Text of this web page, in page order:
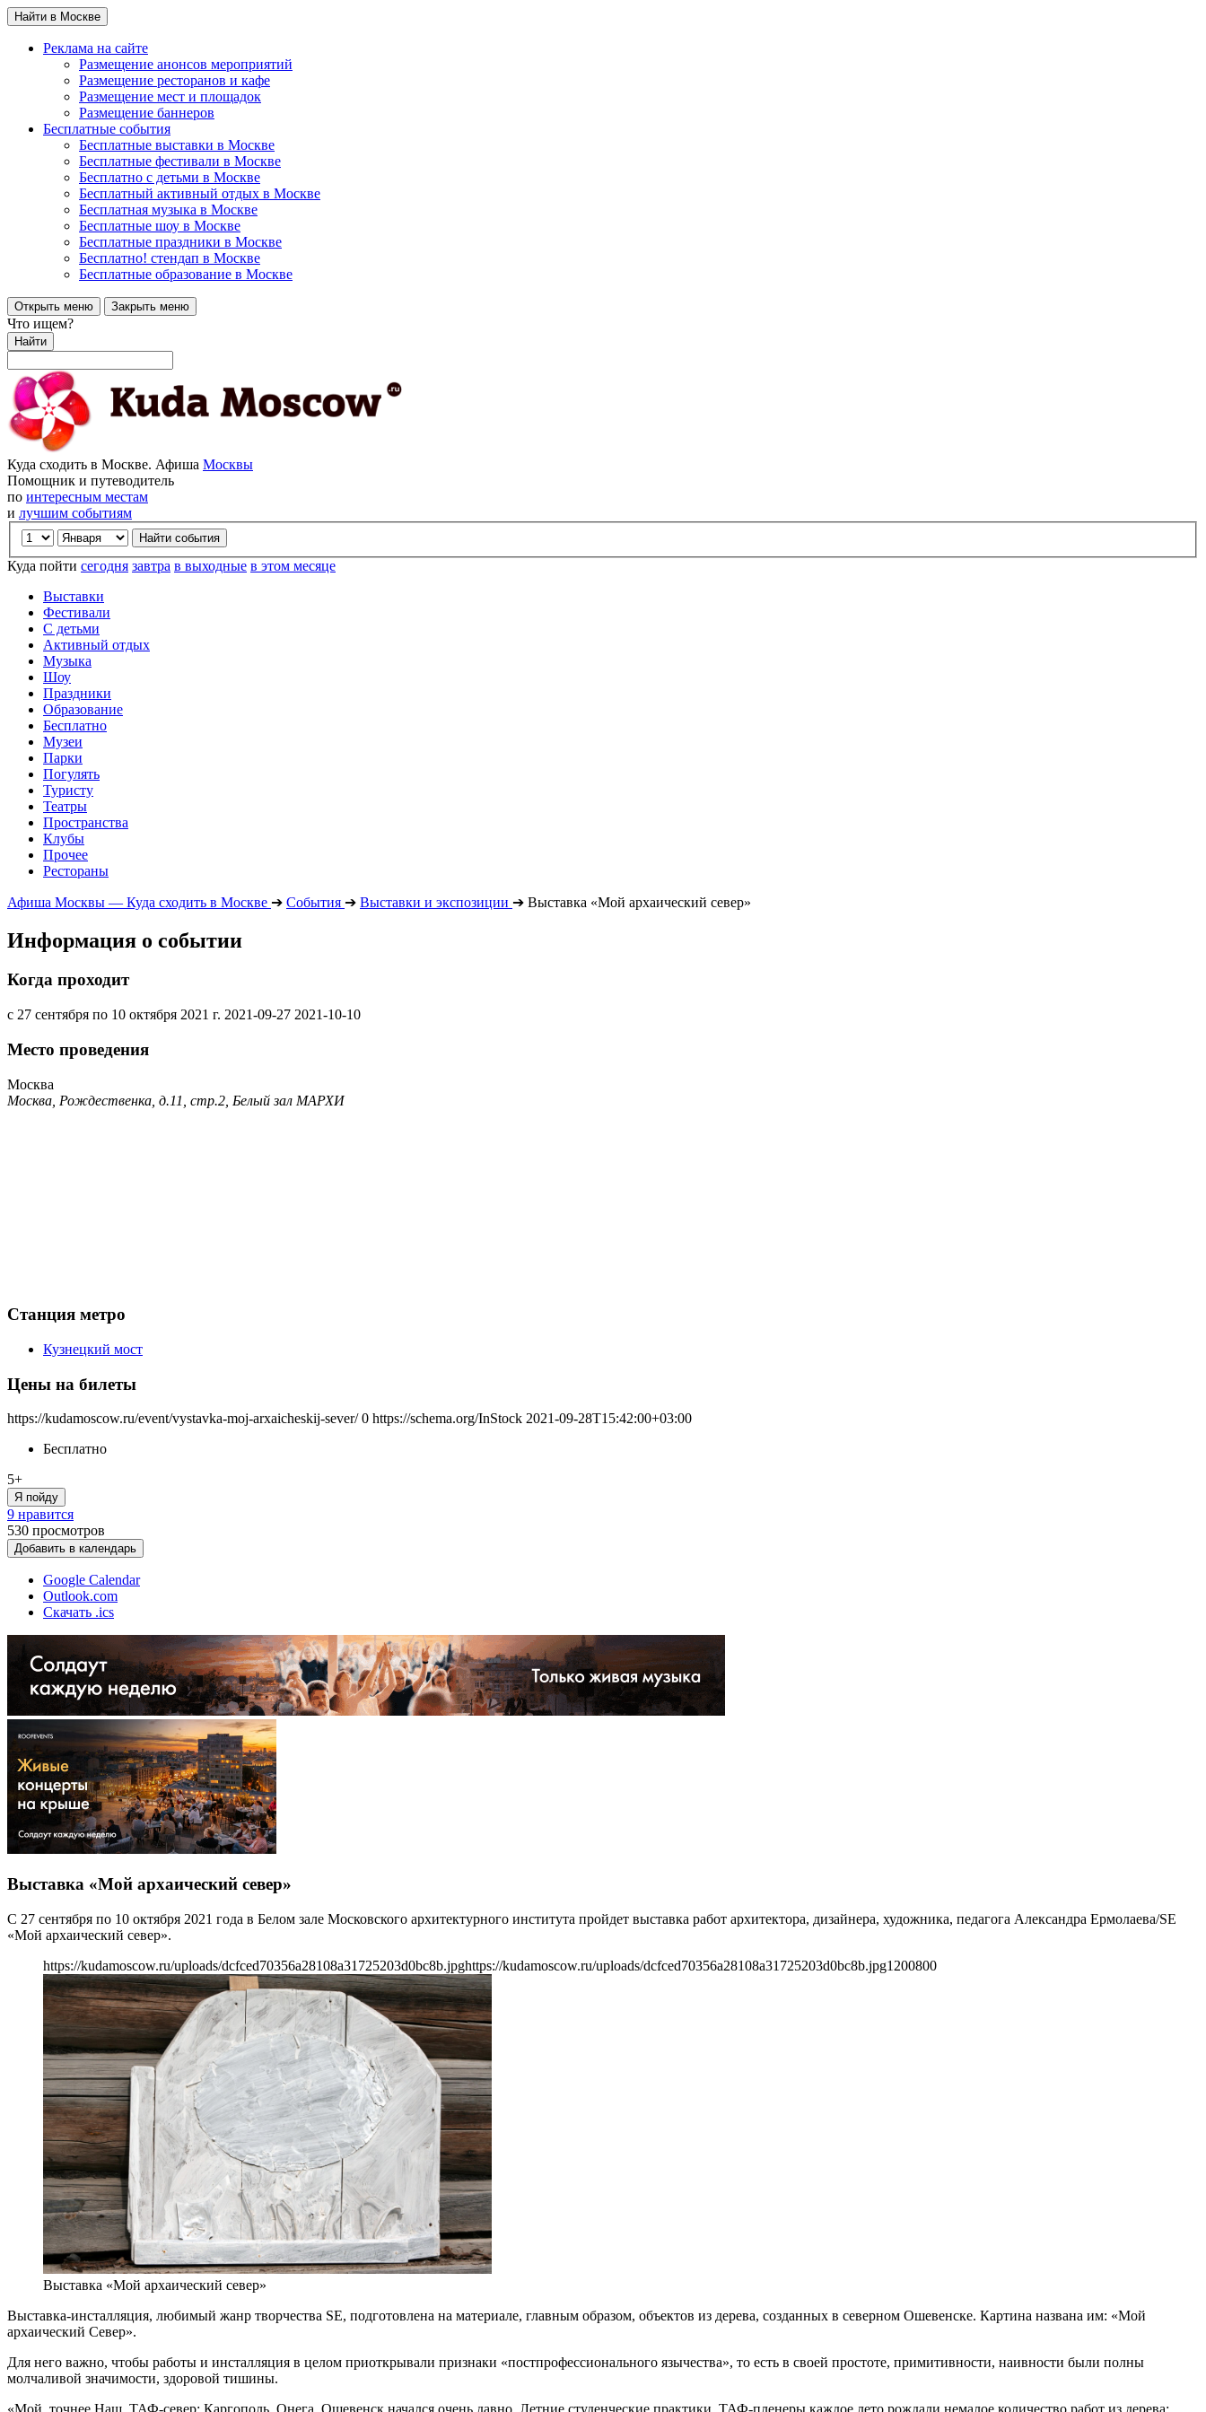
Найти в Москве
Реклама на сайте
Размещение анонсов мероприятий
Размещение ресторанов и кафе
Размещение мест и площадок
Размещение баннеров
Бесплатные события
Бесплатные выставки в Москве
Бесплатные фестивали в Москве
Бесплатно с детьми в Москве
Бесплатный активный отдых в Москве
Бесплатная музыка в Москве
Бесплатные шоу в Москве
Бесплатные праздники в Москве
Бесплатно! стендап в Москве
Бесплатные образование в Москве
Открыть меню Закрыть меню
Что ищем?
Найти
Куда сходить в Москве. Афиша Москвы
Помощник и путеводитель
по интересным местам
и лучшим событиям
Куда пойти сегодня завтра в выходные в этом месяце
Выставки
Фестивали
С детьми
Активный отдых
Музыка
Шоу
Праздники
Образование
Бесплатно
Музеи
Парки
Погулять
Туристу
Театры
Пространства
Клубы
Прочее
Рестораны
Афиша Москвы — Куда сходить в Москве ➔ События ➔ Выставки и экспозиции ➔ Выставка «Мой архаический север»
Информация о событии
Когда проходит
с 27 сентября по 10 октября 2021 г. 2021-09-27 2021-10-10
Место проведения
Москва
Москва, Рождественка, д.11, стр.2, Белый зал МАРХИ
Станция метро
Кузнецкий мост
Цены на билеты
https://kudamoscow.ru/event/vystavka-moj-arxaicheskij-sever/ 0 https://schema.org/InStock 2021-09-28T15:42:00+03:00
Бесплатно
5+
Я пойду
9 нравится
530 просмотров
Добавить в календарь
Google Calendar
Outlook.com
Скачать .ics
Выставка «Мой архаический север»
С 27 сентября по 10 октября 2021 года в Белом зале Московского архитектурного института пройдет выставка работ архитектора, дизайнера, художника, педагога Александра Ермолаева/SE
«Мой архаический север».
https://kudamoscow.ru/uploads/dcfced70356a28108a31725203d0bc8b.jpghttps://kudamoscow.ru/uploads/dcfced70356a28108a31725203d0bc8b.jpg1200800
Выставка «Мой архаический север»
Выставка-инсталляция, любимый жанр творчества SE, подготовлена на материале, главным образом, объектов из дерева, созданных в северном Ошевенске. Картина названа им: «Мой
архаический Север».
Для него важно, чтобы работы и инсталляция в целом приоткрывали признаки «постпрофессионального язычества», то есть в своей простоте, примитивности, наивности были полны
молчаливой значимости, здоровой тишины.
«Мой, точнее Наш, ТАФ-север: Каргополь, Онега, Ошевенск начался очень давно. Летние студенческие практики, ТАФ-пленеры каждое лето рождали немалое количество работ из дерева: